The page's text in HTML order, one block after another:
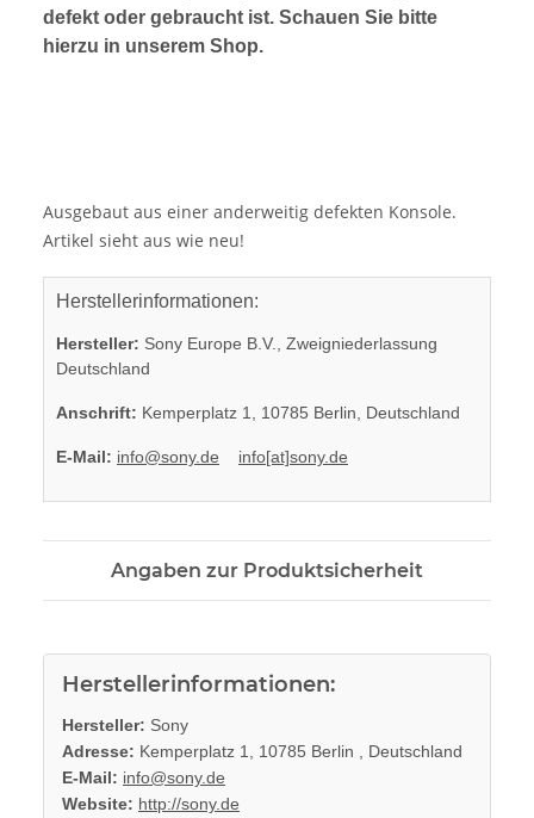
defekt oder gebraucht ist. Schauen Sie bitte
hierzu in unserem Shop.
Ausgebaut aus einer anderweitig defekten Konsole.
Artikel sieht aus wie neu!
Herstellerinformationen:
Hersteller: Sony Europe B.V., Zweigniederlassung
Deutschland
Anschrift: Kemperplatz 1, 10785 Berlin, Deutschland
E-Mail: info@sony.de info[at]sony.de
Angaben zur Produktsicherheit
Herstellerinformationen:
Hersteller: Sony
Adresse: Kemperplatz 1, 10785 Berlin , Deutschland
E-Mail: info@sony.de
Website: http://sony.de